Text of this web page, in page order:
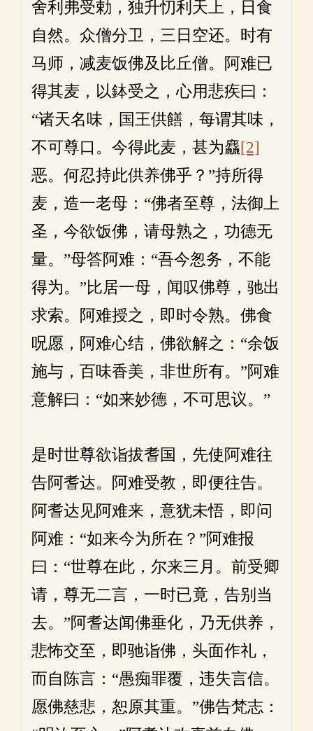
舍利弗受勅，独升忉利天上，日食
自然。众僧分卫，三日空还。时有
马师，减麦饭佛及比丘僧。阿难已
得其麦，以鉢受之，心用悲疾曰：
“诸天名味，国王供饍，每谓其味，
不可尊口。今得此麦，甚为麤[2]
恶。何忍持此供养佛乎？”持所得
麦，造一老母：“佛者至尊，法御上
圣，今欲饭佛，请母熟之，功德无
量。”母答阿难：“吾今怱务，不能
得为。”比居一母，闻叹佛尊，驰出
求索。阿难授之，即时令熟。佛食
呪愿，阿难心结，佛欲解之：“余饭
施与，百味香美，非世所有。”阿难
意解曰：“如来妙德，不可思议。”
是时世尊欲诣拔耆国，先使阿难往
告阿耆达。阿难受教，即便往告。
阿耆达见阿难来，意犹未悟，即问
阿难：“如来今为所在？”阿难报
曰：“世尊在此，尔来三月。前受卿
请，尊无二言，一时已竟，告别当
去。”阿耆达闻佛垂化，乃无供养，
悲怖交至，即驰诣佛，头面作礼，
而自陈言：“愚痴罪覆，违失言信。
愿佛慈悲，恕原其重。”佛告梵志：